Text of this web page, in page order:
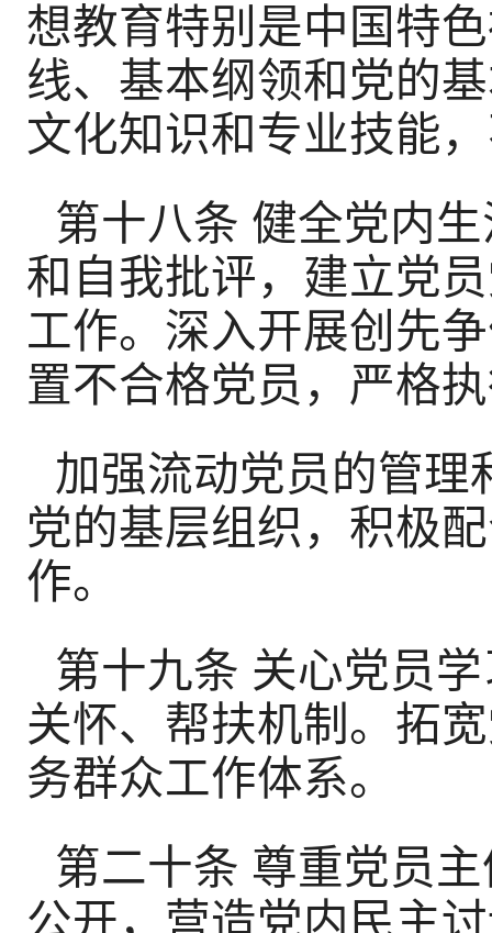
想教育特别是中国特
线、基本纲领和党的
文化知识和专业技能
第十八条 健全党内
和自我批评，建立党
工作。深入开展创先
置不合格党员，严格
加强流动党员的管理
党的基层组织，积极
作。
第十九条 关心党员
关怀、帮扶机制。拓
务群众工作体系。
第二十条 尊重党员
公开，营造党内民主